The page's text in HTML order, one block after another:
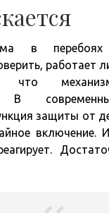
в
работает
что
В
защиты от
включение.